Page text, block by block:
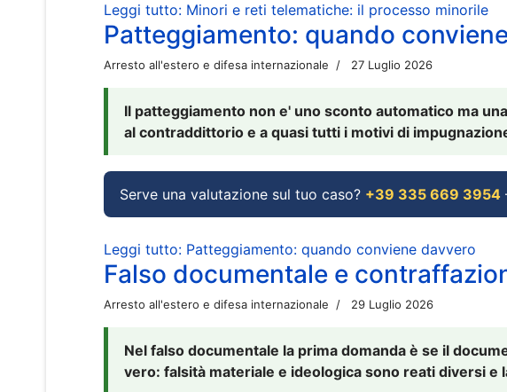
Leggi tutto: Minori e reti telematiche: il processo minorile
Patteggiamento: quando
Arresto all'estero e difesa internazionale 27 Luglio 2026
Il patteggiamento non e' uno sconto automatico ma
al contraddittorio e a quasi tutti i motivi di
Serve una valutazione sul tuo caso? +39 335 669 3954
Leggi tutto: Patteggiamento: quando conviene davvero
Falso documentale e
Arresto all'estero e difesa internazionale 29 Luglio 2026
Nel falso documentale la prima domanda è se il
vero: falsità materiale e ideologica sono reati diversi e